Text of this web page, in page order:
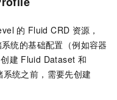
的 Fluid CRD 资源，
统的基础配置（例如容器
建 Fluid Dataset 和
系统之前，需要先创建